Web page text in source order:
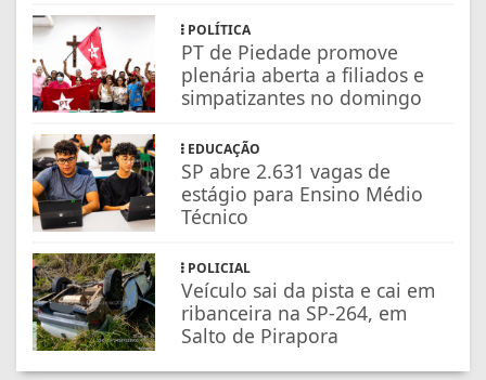
POLÍTICA
PT de Piedade promove
plenária aberta a filiados e
simpatizantes no domingo
EDUCAÇÃO
SP abre 2.631 vagas de
estágio para Ensino Médio
Técnico
POLICIAL
Veículo sai da pista e cai em
ribanceira na SP-264, em
Salto de Pirapora